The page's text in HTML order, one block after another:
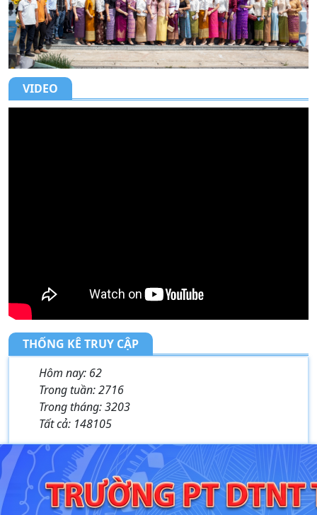
VIDEO
THỐNG KÊ TRUY CẬP
Hôm nay: 62
Trong tuần:2716
Trong tháng:3203
Tất cả: 148105